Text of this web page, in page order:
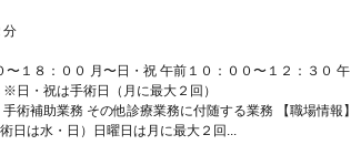
分
１８：００ 月〜日・祝 午前１０：００〜１２：３０ 午
日・祝は手術日（月に最大２回）
術補助業務 その他診療業務に付随する業務 【職場情報】
日は水・日）日曜日は月に最大２回...